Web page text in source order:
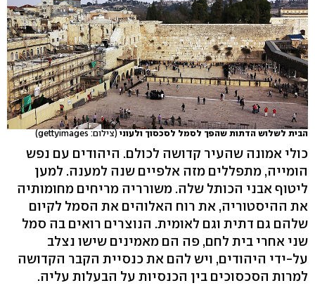
הבית לשלוש הדתות שהפך לסמל לסכסוך ולעוני (צילום: gettyimages)
כולי אמונה שהעיר קדושה לכולם. היהודים עם נפש
הומייה, מתפללים מזה אלפיים שנה למענה. למען
ליטוף אבני הכותל שלה. משורריה מריחים מחומותיה
את ההיסטוריה, את רוח האלוהים את הסמל לקיום
שלהם גם דתית וגם לאומית. הנוצרים רואים בה סמל
שני אחרי בית לחם, פה הם מאמינים שישו נצלב
על-ידי היהודים, ויש להם את כנסיית הקבר הקדושה
למרות הסכסוכים בין הכנסיות על הבעלות עליה.